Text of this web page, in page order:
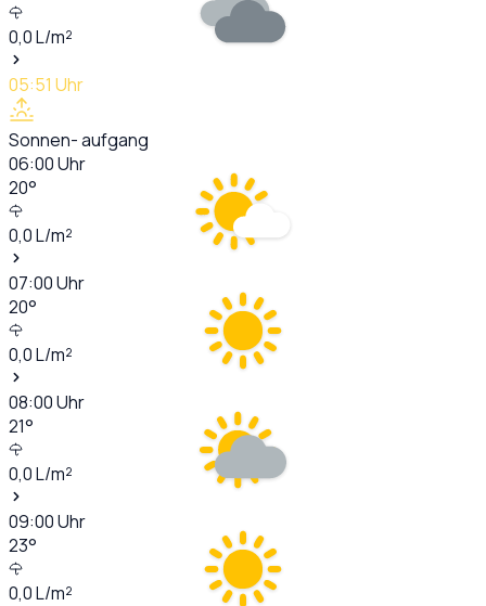
0,0L/m²
05:51 Uhr
Sonnen- aufgang
06:00Uhr
20°
0,0L/m²
07:00Uhr
20°
0,0L/m²
08:00Uhr
21°
0,0L/m²
09:00Uhr
23°
0,0L/m²